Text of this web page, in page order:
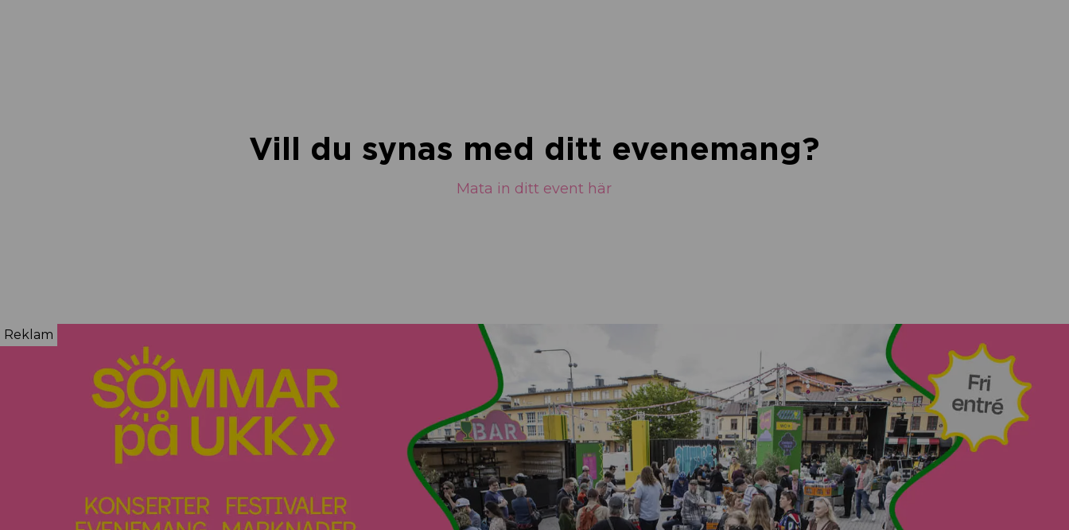
Vill du synas med ditt evenemang?
Mata in ditt event här
Reklam